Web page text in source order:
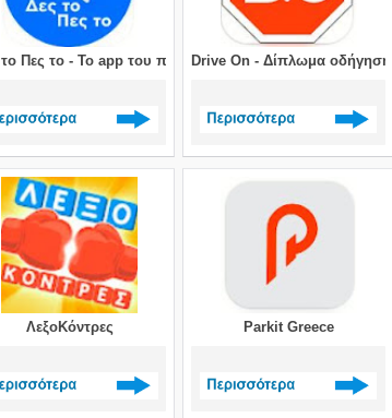
Πες το - Το app του πολίτη
Δείτε περισσότερα >
Drive On - Δίπλωμα οδήγησης
Δείτε περισσότερα >
μεταφορών
ΛεξοΚόντρες Parkit Greece